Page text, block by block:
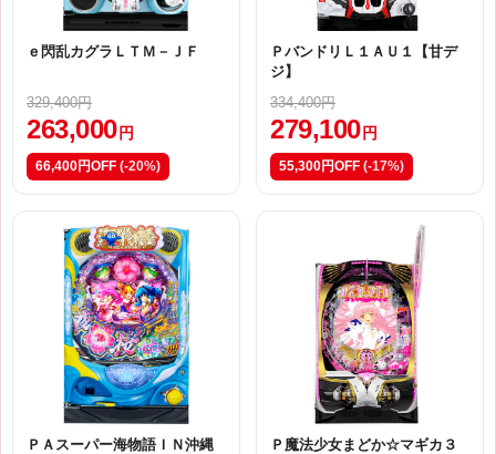
ｅ閃乱カグラＬＴＭ－ＪＦ
329,400円
263,000 円
66,400円OFF (-20%)
ＰバンドリＬ１ＡＵ１【甘デ
ジ】
334,400円
279,100 円
55,300円OFF (-17%)
ＰＡスーパー海物語ＩＮ沖縄
Ｐ魔法少女まどか☆マギカ３